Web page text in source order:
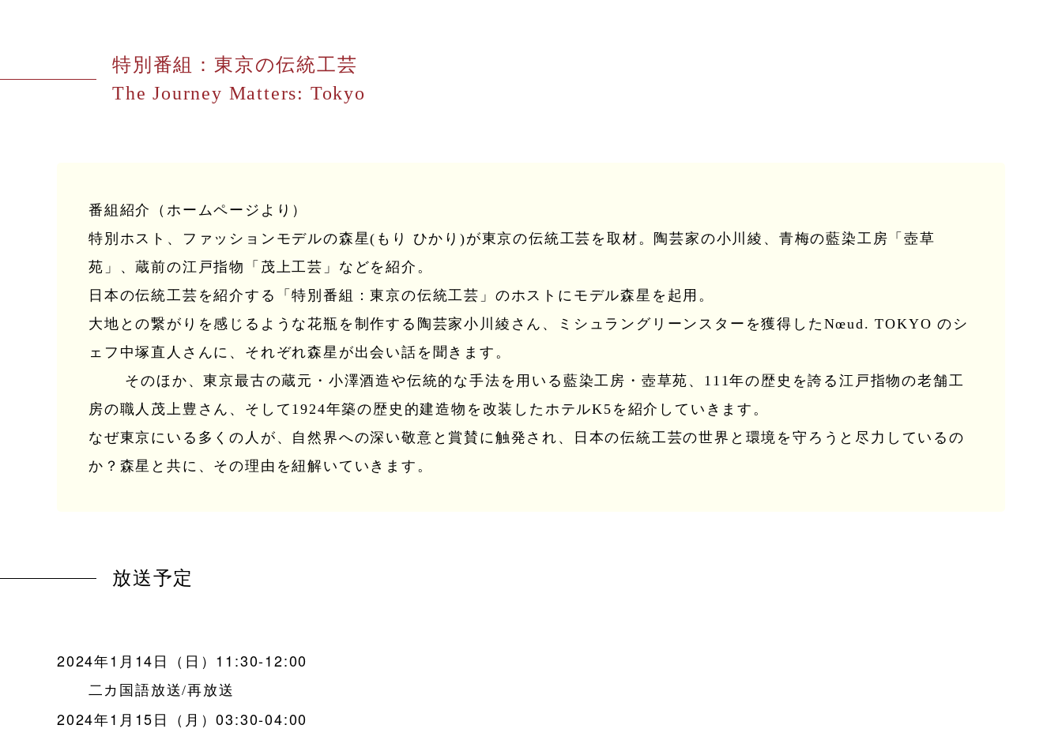
特別番組：東京の伝統工芸
The Journey Matters: Tokyo
番組紹介（ホームページより）
特別ホスト、ファッションモデルの森星(もり ひかり)が東京の伝統工芸を取材。陶芸家の小川綾、青梅の藍染工房「壺草
苑」、蔵前の江戸指物「茂上工芸」などを紹介。
日本の伝統工芸を紹介する「特別番組：東京の伝統工芸」のホストにモデル森星を起用。
大地との繋がりを感じるような花瓶を制作する陶芸家小川綾さん、ミシュラングリーンスターを獲得したNœud. TOKYO のシ
ェフ中塚直人さんに、それぞれ森星が出会い話を聞きます。
そのほか、東京最古の蔵元・小澤酒造や伝統的な手法を用いる藍染工房・壺草苑、111年の歴史を誇る江戸指物の老舗工
房の職人茂上豊さん、そして1924年築の歴史的建造物を改装したホテルK5を紹介していきます。
なぜ東京にいる多くの人が、自然界への深い敬意と賞賛に触発され、日本の伝統工芸の世界と環境を守ろうと尽力しているの
か？森星と共に、その理由を紐解いていきます。
放送予定
2024年1月14日（日）11:30-12:00
二カ国語放送/再放送
2024年1月15日（月）03:30-04:00